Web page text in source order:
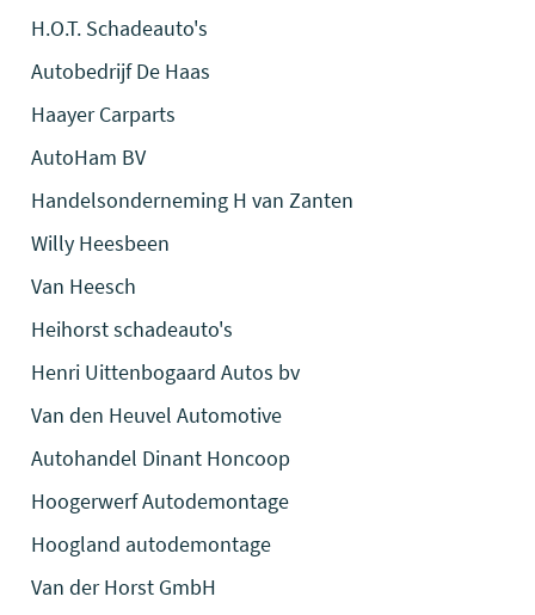
H.O.T. Schadeauto's
Autobedrijf De Haas
Haayer Carparts
AutoHam BV
Handelsonderneming H van Zanten
Willy Heesbeen
Van Heesch
Heihorst schadeauto's
Henri Uittenbogaard Autos bv
Van den Heuvel Automotive
Autohandel Dinant Honcoop
Hoogerwerf Autodemontage
Hoogland autodemontage
Van der Horst GmbH